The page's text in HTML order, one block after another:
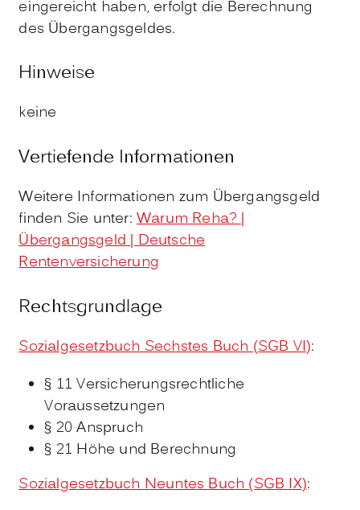
eingereicht haben, erfolgt die Berechnung
des Übergangsgeldes.
Hinweise
keine
Vertiefende Informationen
Weitere Informationen zum Übergangsgeld
finden Sie unter: Warum Reha? |
Übergangsgeld | Deutsche
Rentenversicherung
Rechtsgrundlage
Sozialgesetzbuch Sechstes Buch (SGB VI):
§ 11 Versicherungsrechtliche
Voraussetzungen
§ 20 Anspruch
§ 21 Höhe und Berechnung
Sozialgesetzbuch Neuntes Buch (SGB IX):